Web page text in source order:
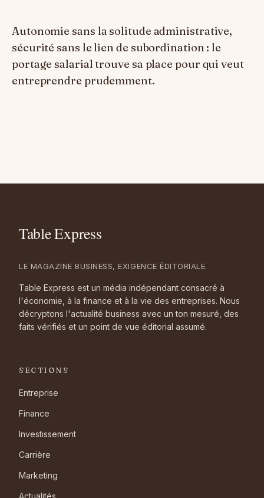
Autonomie sans la solitude administrative,
sécurité sans le lien de subordination : le
portage salarial trouve sa place pour qui veut
entreprendre prudemment.
LE MAGAZINE BUSINESS, EXIGENCE ÉDITORIALE.
Table Express est un média indépendant consacré à
l'économie, à la finance et à la vie des entreprises. Nous
décryptons l'actualité business avec un ton mesuré, des
faits vérifiés et un point de vue éditorial assumé.
SECTIONS
Entreprise
Finance
Investissement
Carrière
Marketing
Actualités